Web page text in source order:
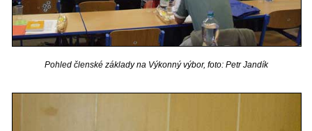
Pohled členské základy na Výkonný výbor, foto: Petr Jandík